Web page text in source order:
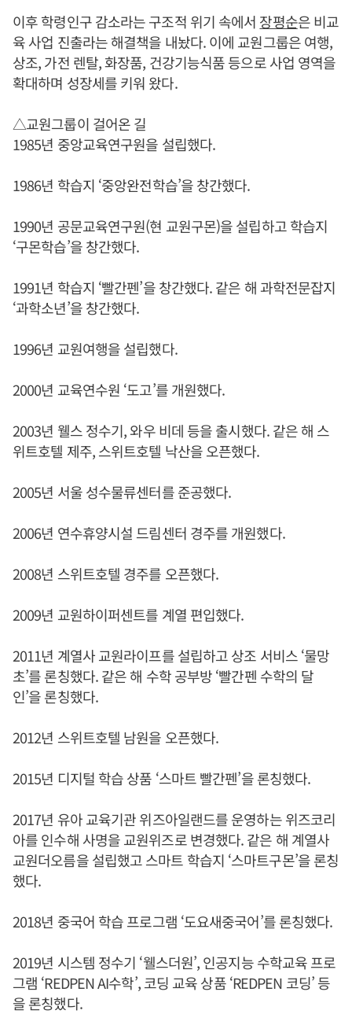
이후 학령인구 감소라는 구조적 위기 속에서 장평순은 비교
육 사업 진출라는 해결책을 내놨다. 이에 교원그룹은 여행,
상조, 가전 렌탈, 화장품, 건강기능식품 등으로 사업 영역을
확대하며 성장세를 키워 왔다.
△교원그룹이 걸어온 길
1985년 중앙교육연구원을 설립했다.
1986년 학습지 ‘중앙완전학습’을 창간했다.
1990년 공문교육연구원(현 교원구몬)을 설립하고 학습지
‘구몬학습’을 창간했다.
1991년 학습지 ‘빨간펜’을 창간했다. 같은 해 과학전문잡지
‘과학소년’을 창간했다.
1996년 교원여행을 설립했다.
2000년 교육연수원 ‘도고’를 개원했다.
2003년 웰스 정수기, 와우 비데 등을 출시했다. 같은 해 스
위트호텔 제주, 스위트호텔 낙산을 오픈했다.
2005년 서울 성수물류센터를 준공했다.
2006년 연수휴양시설 드림센터 경주를 개원했다.
2008년 스위트호텔 경주를 오픈했다.
2009년 교원하이퍼센트를 계열 편입했다.
2011년 계열사 교원라이프를 설립하고 상조 서비스 ‘물망
초’를 론칭했다. 같은 해 수학 공부방 ‘빨간펜 수학의 달
인’을 론칭했다.
2012년 스위트호텔 남원을 오픈했다.
2015년 디지털 학습 상품 ‘스마트 빨간펜’을 론칭했다.
2017년 유아 교육기관 위즈아일랜드를 운영하는 위즈코리
아를 인수해 사명을 교원위즈로 변경했다. 같은 해 계열사
교원더오름을 설립했고 스마트 학습지 ‘스마트구몬’을 론칭
했다.
2018년 중국어 학습 프로그램 ‘도요새중국어’를 론칭했다.
2019년 시스템 정수기 ‘웰스더원’, 인공지능 수학교육 프로
그램 ‘REDPEN AI수학’, 코딩 교육 상품 ‘REDPEN 코딩’ 등
을 론칭했다.